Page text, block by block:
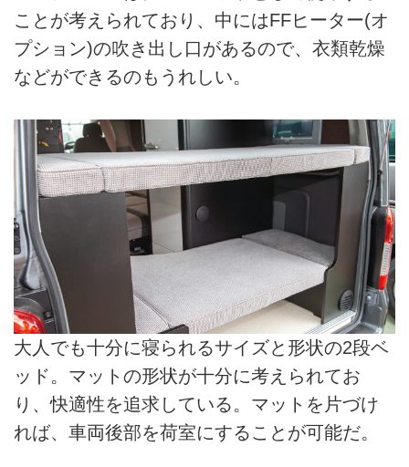
ことが考えられており、中にはFFヒーター(オ
プション)の吹き出し口があるので、衣類乾燥
などができるのもうれしい。
大人でも十分に寝られるサイズと形状の2段ベ
ッド。マットの形状が十分に考えられてお
り、快適性を追求している。マットを片づけ
れば、車両後部を荷室にすることが可能だ。